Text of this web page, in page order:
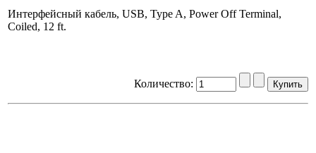
Интерфейсный кабель, USB, Type A, Power Off Terminal,
Coiled, 12 ft.
Количество: